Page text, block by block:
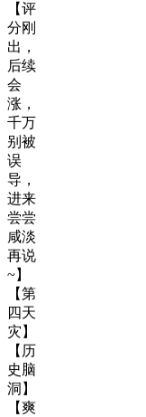
【评
分刚
出，
后续
会
涨，
千万
别被
误
导，
进来
尝尝
咸淡
再说
~】
【第
四天
灾】
【历
史脑
洞】
【爽